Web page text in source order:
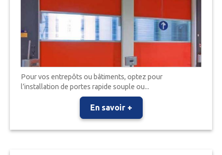
Pour vos entrepôts ou bâtiments, optez pour
l’installation de portes rapide souple ou...
En savoir +